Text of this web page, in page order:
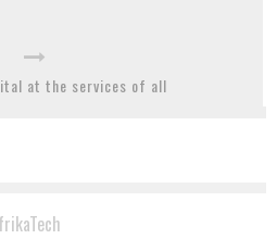
at the services of all